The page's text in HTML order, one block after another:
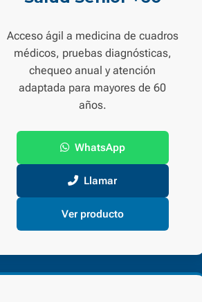
Acceso ágil a medicina de cuadros
médicos, pruebas diagnósticas,
chequeo anual y atención
adaptada para mayores de 60
años.
WhatsApp
Llamar
Ver producto